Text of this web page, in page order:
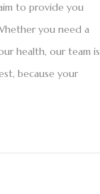
to provide you
you need a
health, our team is
because your